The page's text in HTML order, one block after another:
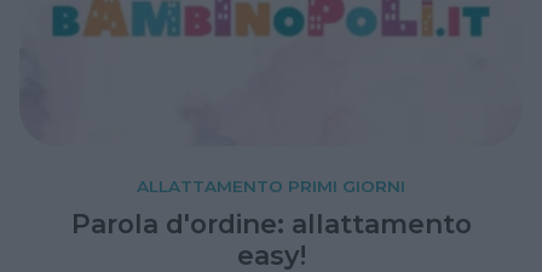
ALLATTAMENTO PRIMI GIORNI
Parola d'ordine: allattamento
easy!